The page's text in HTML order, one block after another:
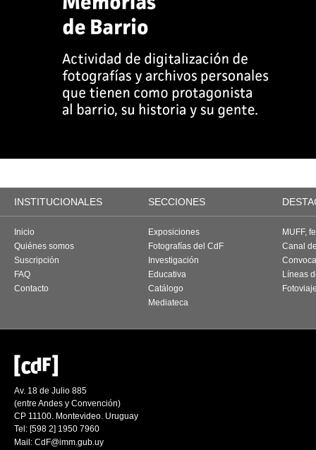
INSTITUCIONALES SECCIONES
Inicio
Quiénes somos
Suscripción
FAQ
Contacto
Exposiciones
Fotografías del CdF
Investigación
Educativa
Catálogo
Mediateca
MUFF,
Canal
Líneas
Av. 18 de Julio 885
(entre Andes y Convención)
CP 11100. Montevideo. Uruguay
Tel: [598 2] 1950 7960
Mail: CdF@imm.gub.uy